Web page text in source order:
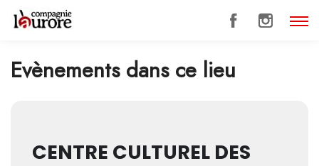
Evènements dans ce lieu
CENTRE CULTUREL DES